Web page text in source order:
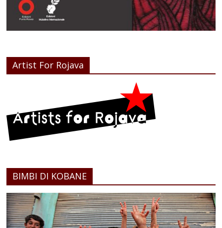
Artist For Rojava
BIMBI DI KOBANE